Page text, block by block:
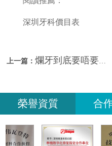
深圳牙科價目表
上一篇：爛牙到底要唔要剝？深圳維港牙科剝牙收費？
榮譽資質 合